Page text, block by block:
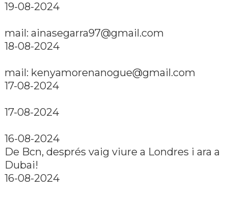
19-08-2024
mail: ainasegarra97@gmail.com
18-08-2024
mail: kenyamorenanogue@gmail.com
17-08-2024
17-08-2024
16-08-2024
De Bcn, després vaig viure a Londres i ara a
Dubai!
16-08-2024